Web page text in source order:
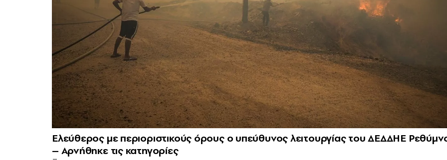
Ελεύθερος με περιοριστικούς όρους ο υπεύθυνος λειτουργίας του ΔΕΔΔΗΕ
– Αρνήθηκε τις κατηγορίες